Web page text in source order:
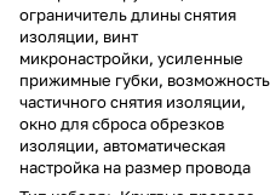
ограничитель длины снятия
изоляции, винт
микронастройки, усиленные
прижимные губки, возможность
частичного снятия изоляции,
окно для сброса обрезков
изоляции, автоматическая
настройка на размер провода